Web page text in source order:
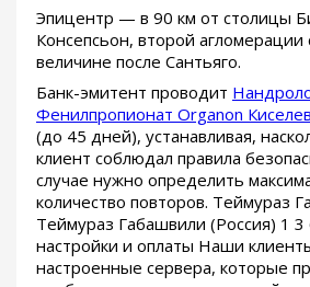
Эпицентр — в 90 км от столицы
Консепсьон, второй агломерации
величине после Сантьяго.
Банк-эмитент проводит
Фенилпропионат Organon
(до 45 дней), устанавливая,
клиент соблюдал правила
случае нужно определить
количество повторов. Теймураз
Теймураз Габашвили (Россия) 1 3
настройки и оплаты Наши
настроенные сервера, которые